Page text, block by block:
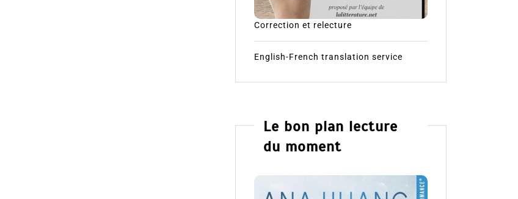
Correction et relecture
English-French translation service
Le bon plan lecture
du moment